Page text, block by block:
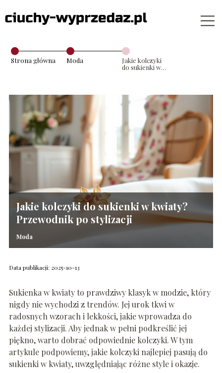
Strona główna Moda
Jakie kolczyki
do sukienki w
Jakie kolczyki do sukienki w kwiaty?
Przewodnik po stylizacji
Moda
Data publikacji: 2025-10-13
Sukienka w kwiaty to prawdziwy klasyk w modzie, który
nigdy nie wychodzi z trendów. Jej urok tkwi w
radosnych wzorach i lekkości, jakie wprowadza do
każdej stylizacji. Aby jednak w pełni podkreślić jej
piękno, warto dobrać odpowiednie kolczyki. W tym
artykule podpowiemy, jakie kolczyki najlepiej pasują do
sukienki w kwiaty, uwzględniając różne style i okazje.